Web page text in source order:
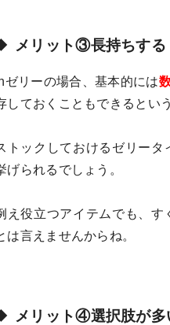
メリット③長持ちする
ゼリーの場合、基本的には
しておくこともできるとい
トックしておけるゼリー
げられるでしょう。
え役立つアイテムでも、す
は言えませんからね。
メリット④選択肢が多